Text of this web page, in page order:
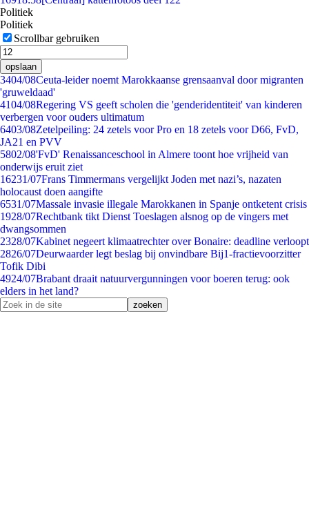
Politiek
Politiek
Scrollbar gebruiken
opslaan
3404/08Ceuta-leider noemt Marokkaanse grensaanval door migranten
'gruweldaad'
4104/08Regering VS geeft scholen die 'genderidentiteit' van kinderen
verbergen voor ouders ultimatum
6403/08Zetelpeiling: 24 zetels voor Pro en 18 zetels voor D66, FvD,
JA21 en PVV
5802/08'FvD' Renaissanceschool in Almere toont hoe vrijheid van
onderwijs eruit ziet
16231/07Frans Timmermans vergelijkt Joden met nazi’s, nazaten
holocaust doen aangifte
6531/07Massale invasie illegale Marokkanen in Spanje ontketent crisis
1928/07Rechtbank tikt Dienst Toeslagen alsnog op de vingers met
dwangsommen
2328/07Kabinet negeert klimaatrechter over Bonaire: deadline verloopt
2826/07Deurwaarder legt beslag bij onvindbare Bij1-fractievoorzitter
Tofik Dibi
4924/07Brabant draait natuurvergunningen voor boeren terug: ook
elders in het land?